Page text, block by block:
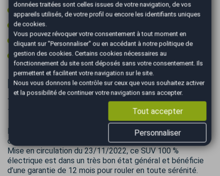
Vitres surteintées
Volant chauffant
Volant cuir
Volant multifonctions
Informations complémentaires
Tesla Model Y Propulsion Standard 220 kW RWD –
11/2022 – Excellent état
Découvrez ce superbe Tesla Model Y alliant performance,
confort et technologie de pointe.
Mise en circulation du 23/11/2022, ce SUV 100 %
électrique est dans un très bon état général et bénéficie
d’une garantie de 12 mois pour rouler en toute sérénité.
données traitées sont celles issues de votre navigation, de vos
appareils utilisés, de votre profil ou encore les identifiants uniques
de cookies.
Vous pouvez révoquer votre consentement à tout moment en
cliquant sur "Personnaliser" ou en accédant à notre politique de
gestion des cookies. Certains cookies nécessaires au
fonctionnement du site sont déposés sans votre consentement. Ils
permettent et facilitent votre navigation sur le site.
Nous vous donnons le contrôle sur ceux que vous souhaitez activer
et la possibilité de continuer votre navigation sans accepter.
Tout accepter
Personnaliser